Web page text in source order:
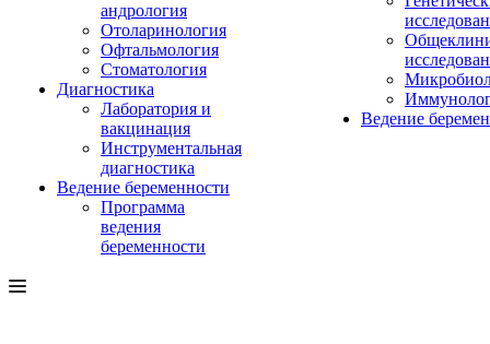
андрология
Отоларинология
Офтальмология
Стоматология
Диагностика
Лаборатория и
вакцинация
Инструментальная
диагностика
Ведение беременности
Программа
ведения
беременности
Ведение